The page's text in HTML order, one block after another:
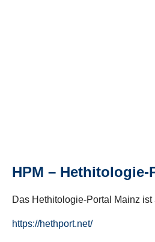
HPM – Hethitologie-
Das Hethitologie-Portal Mainz
https://hethport.net/